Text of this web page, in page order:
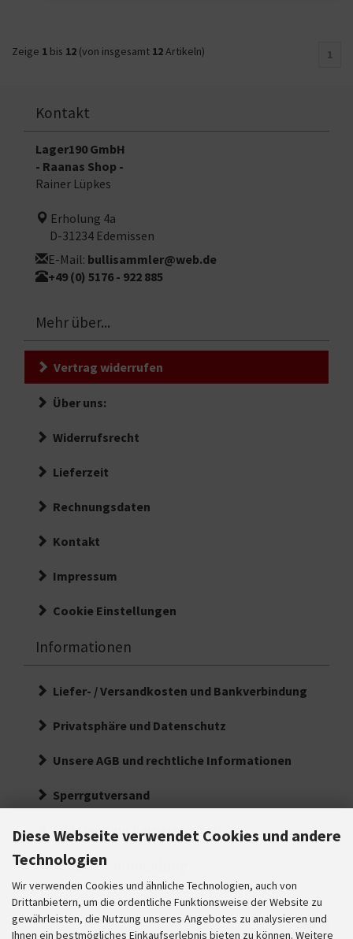
Zeige 1 bis 12 (von insgesamt 12Artikeln) 1
Kontakt
Lager190 GmbH
- Raanas Shop -
Rainer Lüpkes
Erholung 4a
D-31234 Edemissen
E-Mail: bullisammler@web.de
+49 (0) 5176 - 922 885
Mehr über...
Vertrag widerrufen
Über uns:
Widerrufsrecht
Lieferzeit
Rechnungsdaten
Kontakt
Impressum
Cookie Einstellungen
Informationen
Liefer- / Versandkosten und Bankverbindung
Privatsphäre und Datenschutz
Unsere AGB und rechtliche Informationen
Sperrgutversand
Erklärung zur Barrierefreiheit
Newsletter-Anmeldung
E-Mail-Adresse:
Ihre
Diese Webseite verwendet Cookies und andere
Technologien
Wir verwenden Cookies und ähnliche Technologien, auch von
Drittanbietern, um die ordentliche Funktionsweise der Website zu
gewährleisten, die Nutzung unseres Angebotes zu analysieren und
Ihnen ein bestmögliches Einkaufserlebnis bieten zu können. Weitere